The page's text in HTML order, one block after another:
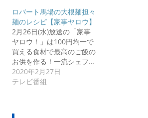
ロバート馬場の大根麺担々
麺のレシピ【家事ヤロウ】
2月26日(水)放送の「家事
ヤロウ！」は100円均一で
買える食材で最高のご飯の
お供を作る！一流シェフ…
2020年2月27日
テレビ番組